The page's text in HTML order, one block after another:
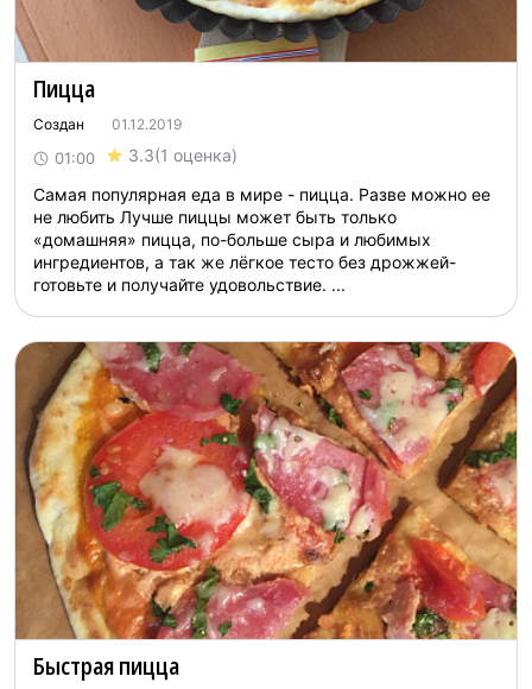
Пицца
Создан 01.12.2019
01:00 3.3(1 оценка)
Самая популярная еда в мире - пицца. Разве можно ее
не любить Лучше пиццы может быть только
«домашняя» пицца, по-больше сыра и любимых
ингредиентов, а так же лёгкое тесто без дрожжей-
готовьте и получайте удовольствие. ...
Быстрая пицца